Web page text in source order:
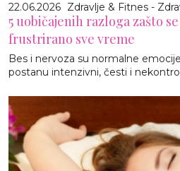
22.06.2026 Zdravlje & Fitnes -
5 uobičajenih razloga zašto
frustrirano sve vreme
Bes i nervoza su normalne
postanu intenzivni, česti i